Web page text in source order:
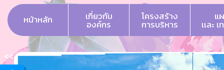
<<
หน้าหลัก เกี่ยวกับ
องค์กร
โครงสร้าง
การบริหาร
แ
เเละ